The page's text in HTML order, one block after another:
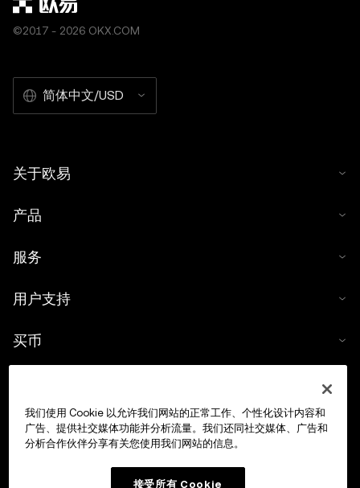
©2017 - 2026 OKX.COM
简体中文/USD
关于欧易
产品
服务
用户支持
买币
交易
我们使用 Cookie 以允许我们网站的正常工作、个性化设计内容和
广告、提供社交媒体功能并分析流量。我们还同社交媒体、广告和
分析合作伙伴分享有关您使用我们网站的信息。
接受所有 Cookie